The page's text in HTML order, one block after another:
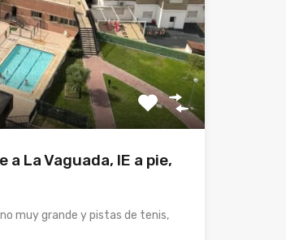
La Vaguada, IE a pie,
muy grande y pistas de tenis,